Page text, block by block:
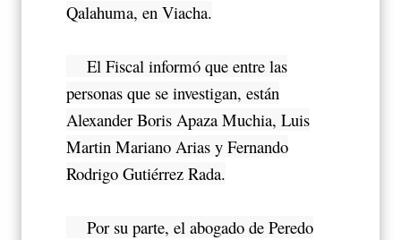
Qalahuma, en Viacha.
El Fiscal informó que entre las
personas que se investigan, están
Alexander Boris Apaza Muchia, Luis
Martin Mariano Arias y Fernando
Rodrigo Gutiérrez Rada.
Por su parte, el abogado de Peredo